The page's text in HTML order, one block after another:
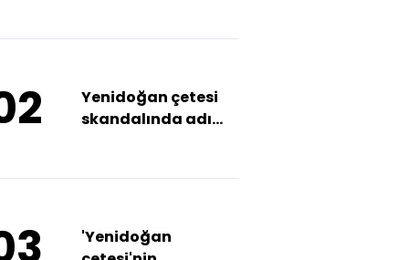
Yenidoğan çetesi
skandalında adı
'Yenidoğan